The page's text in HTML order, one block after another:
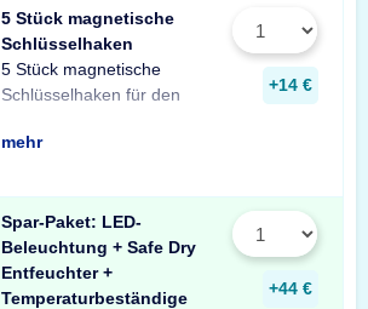
5 Stück magnetische
Schlüsselhaken
5 Stück magnetische
Schlüsselhaken für den
Innenraum Ihres Tresors.
Die einfache, praktische
und sichere Lösung zur
Aufbewahrung von
Schlüsseln in Ihrem
mehr
+14 €
Spar-Paket: LED-
Beleuchtung + Safe Dry
Entfeuchter +
Temperaturbeständige
+44 €